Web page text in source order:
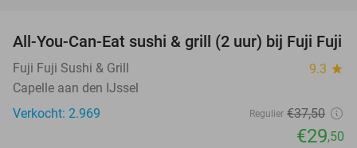
21%
All-You-Can-Eat sushi & grill (2 uur) bij Fuji Fuji
Fuji Fuji Sushi & Grill 9.3 star
Capelle aan den IJssel
Verkocht: 2.969
Regulier €37,50
€29,50